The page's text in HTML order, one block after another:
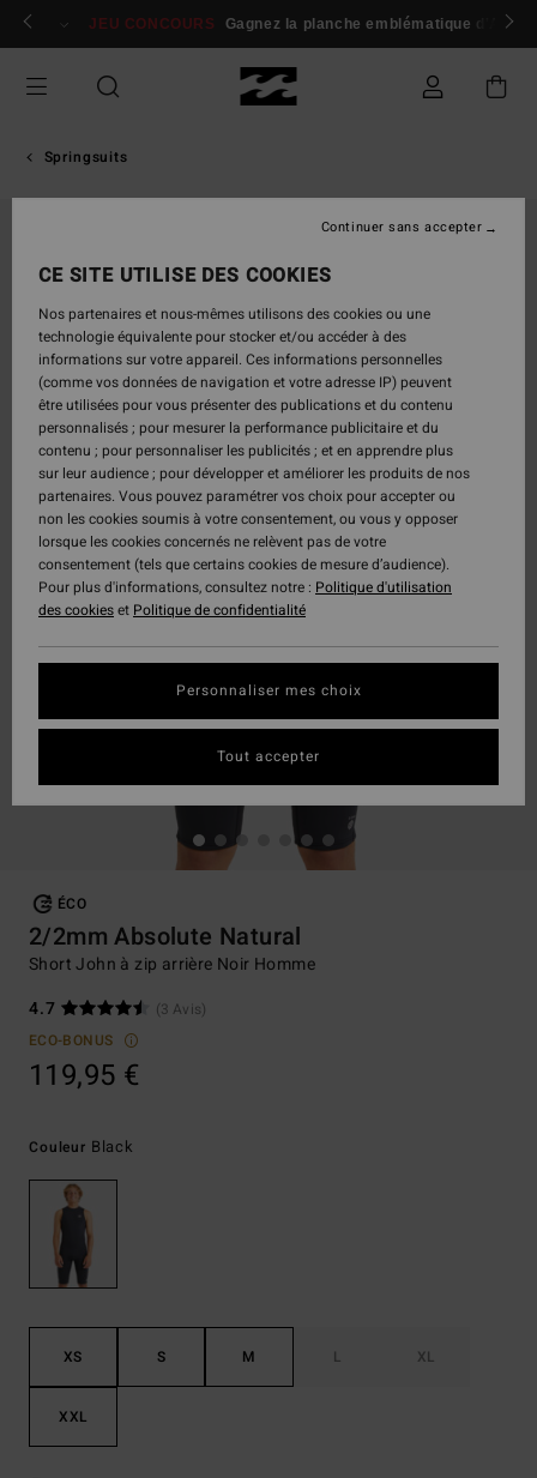
Passer
Se connecter / s'inscrire
JEU CONCOURS Gagnez la planche emblématique d'Andy
Springsuits
ÉCO
2/2mm Absolute Natural
Short John à zip arrière Noir Homme
4.7
(3 Avis)
ECO-BONUS
119,95 €
Couleur Black
XS S M L XL
XXL
CE SITE UTILISE DES COOKIES
Nos partenaires et nous-mêmes utilisons des cookies ou une
technologie équivalente pour stocker et/ou accéder à des
informations sur votre appareil. Ces informations personnelles
(comme vos données de navigation et votre adresse IP) peuvent
être utilisées pour vous présenter des publications et du contenu
personnalisés ; pour mesurer la performance publicitaire et du
contenu ; pour personnaliser les publicités ; et en apprendre plus
sur leur audience ; pour développer et améliorer les produits de nos
partenaires. Vous pouvez paramétrer vos choix pour accepter ou
non les cookies soumis à votre consentement, ou vous y opposer
lorsque les cookies concernés ne relèvent pas de votre
consentement (tels que certains cookies de mesure d’audience).
Pour plus d'informations, consultez notre : Politique d'utilisation
des cookieset Politique de confidentialité
Personnaliser mes choix
Continuer sans accepter
Tout accepter